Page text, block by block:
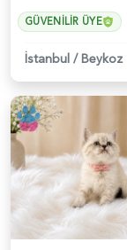
GÜVENILIR ÜYE
İstanbul /Beykoz